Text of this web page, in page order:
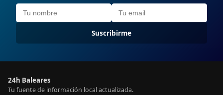
Suscribirme
24h Baleares
Tu fuente de información local actualizada.